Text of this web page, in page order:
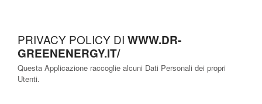
PRIVACY POLICY DI WWW.DR-
GREENENERGY.IT/
Questa Applicazione raccoglie alcuni Dati Personali dei propri
Utenti.